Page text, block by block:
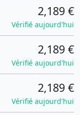
2,189 €
Vérifié aujourd'hui
2,189 €
Vérifié aujourd'hui
2,189 €
Vérifié aujourd'hui